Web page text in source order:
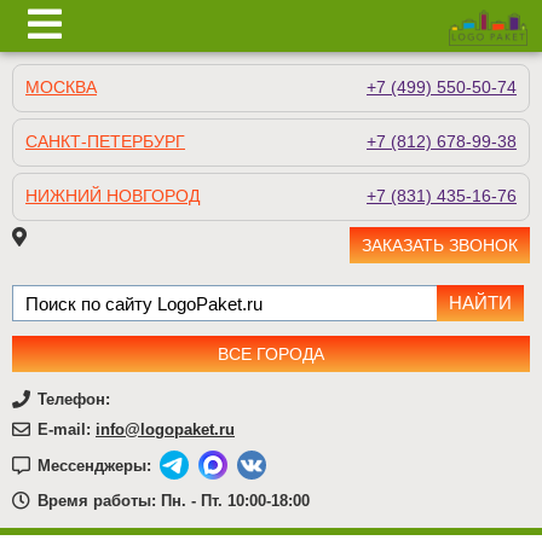
МОСКВА +7 (499) 550-50-74
САНКТ-ПЕТЕРБУРГ +7 (812) 678-99-38
НИЖНИЙ НОВГОРОД +7 (831) 435-16-76
ЗАКАЗАТЬ ЗВОНОК
ВСЕ ГОРОДА
Телефон:
E-mail: info@logopaket.ru
Мессенджеры:
Время работы: Пн. - Пт. 10:00-18:00